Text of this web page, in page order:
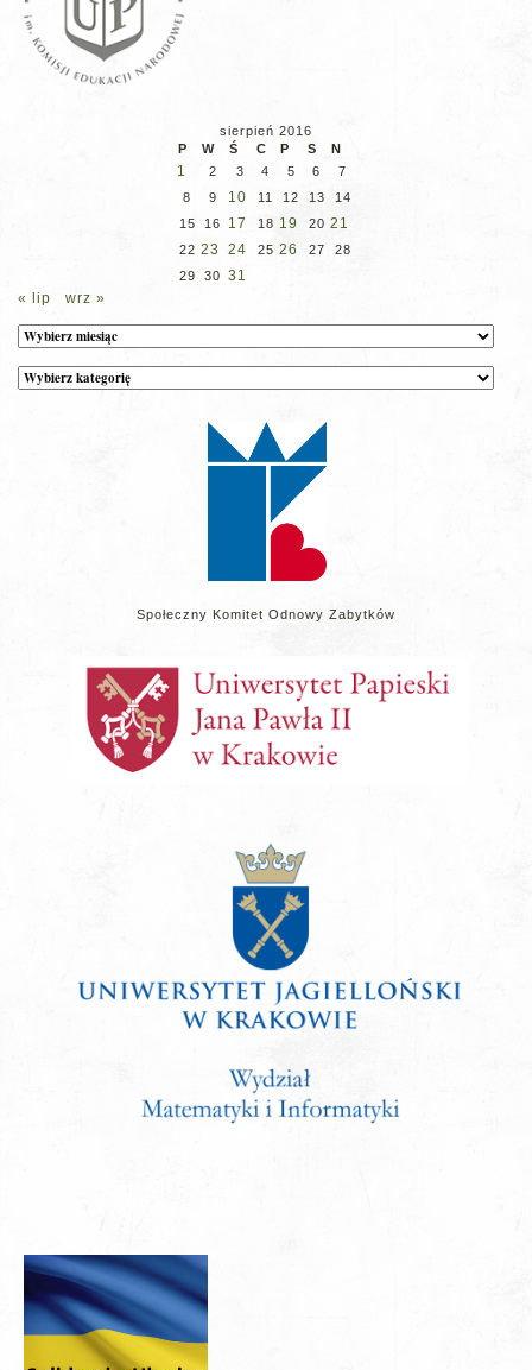
sierpień 2016
P
W Ś C P S N
1 2 3 4 5 6
7
8
9 10 11 12 13
14
15
16 17 18 19 20 21
22 23 24 25 26 27
28
29
30 31
« lip
wrz »
Archiwum
Kategorie
wpisów
Społeczny Komitet Odnowy Zabytków